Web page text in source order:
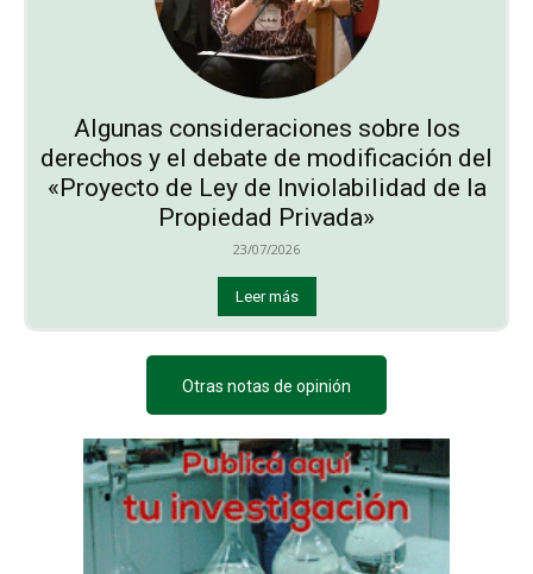
Algunas consideraciones sobre los
derechos y el debate de modificación del
«Proyecto de Ley de Inviolabilidad de la
Propiedad Privada»
23/07/2026
Leer más
Otras notas de opinión